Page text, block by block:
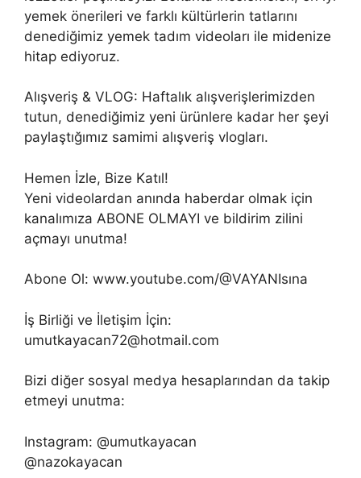
yemek önerileri ve farklı kültürlerin tatlarını
denediğimiz yemek tadım videoları ile midenize
hitap ediyoruz.
Alışveriş & VLOG: Haftalık alışverişlerimizden
tutun, denediğimiz yeni ürünlere kadar her şeyi
paylaştığımız samimi alışveriş vlogları.
Hemen İzle, Bize Katıl!
Yeni videolardan anında haberdar olmak için
kanalımıza ABONE OLMAYI ve bildirim zilini
açmayı unutma!
Abone Ol: www.youtube.com/@VAYANIsına
İş Birliği ve İletişim İçin:
umutkayacan72@hotmail.com
Bizi diğer sosyal medya hesaplarından da takip
etmeyi unutma:
Instagram: @umutkayacan
@nazokayacan